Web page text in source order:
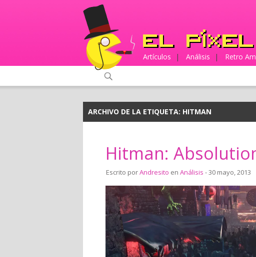
Artículos | Análisis | Retro
ARCHIVO DE LA ETIQUETA: HITMAN
Hitman:
Escrito porAndresito en Análisis - 30 mayo, 2013